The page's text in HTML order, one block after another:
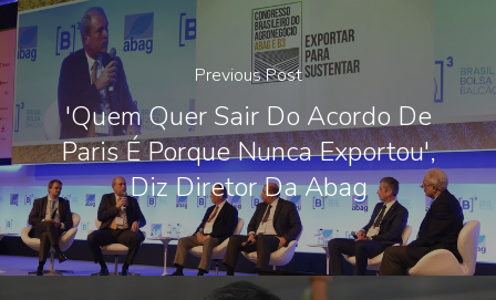
Previous Post
'Quem Quer Sair Do Acordo De
Paris É Porque Nunca Exportou',
Diz Diretor Da Abag